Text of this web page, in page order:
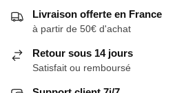
Livraison offerte en France
à partir de 50€ d'achat
Retour sous 14 jours
Satisfait ou remboursé